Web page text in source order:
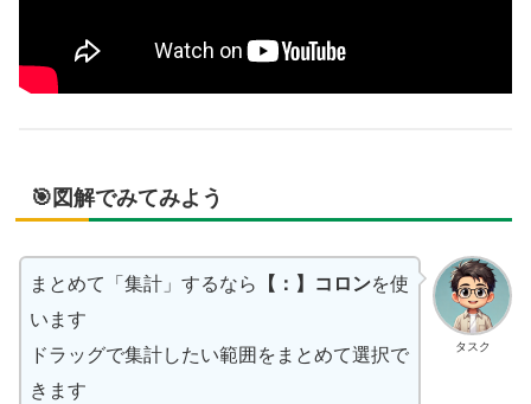
🎯図解でみてみよう
タスク
まとめて「集計」するなら 【：】コロンを使
います
ドラッグで集計したい範囲をまとめて選択で
きます